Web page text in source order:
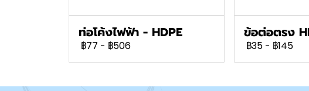
ท่อโค้งไฟฟ้า - HDPE
฿77 - ฿506
ข้อต่อตรง
฿35 - ฿145